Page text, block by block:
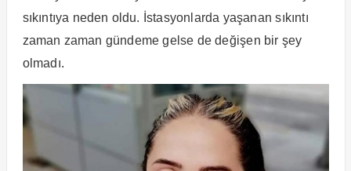
sıkıntıya neden oldu. İstasyonlarda yaşanan sıkıntı
zaman zaman gündeme gelse de değişen bir şey
olmadı.